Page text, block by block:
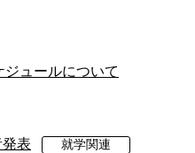
ュールについて
表
就学関連